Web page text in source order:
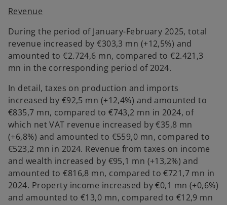
Revenue
During the period of January-February 2025, total
revenue increased by €303,3 mn (+12,5%) and
amounted to €2.724,6 mn, compared to €2.421,3
mn in the corresponding period of 2024.
In detail, taxes on production and imports
increased by €92,5 mn (+12,4%) and amounted to
€835,7 mn, compared to €743,2 mn in 2024, of
which net VAT revenue increased by €35,8 mn
(+6,8%) and amounted to €559,0 mn, compared to
€523,2 mn in 2024. Revenue from taxes on income
and wealth increased by €95,1 mn (+13,2%) and
amounted to €816,8 mn, compared to €721,7 mn in
2024. Property income increased by €0,1 mn (+0,6%)
and amounted to €13,0 mn, compared to €12,9 mn